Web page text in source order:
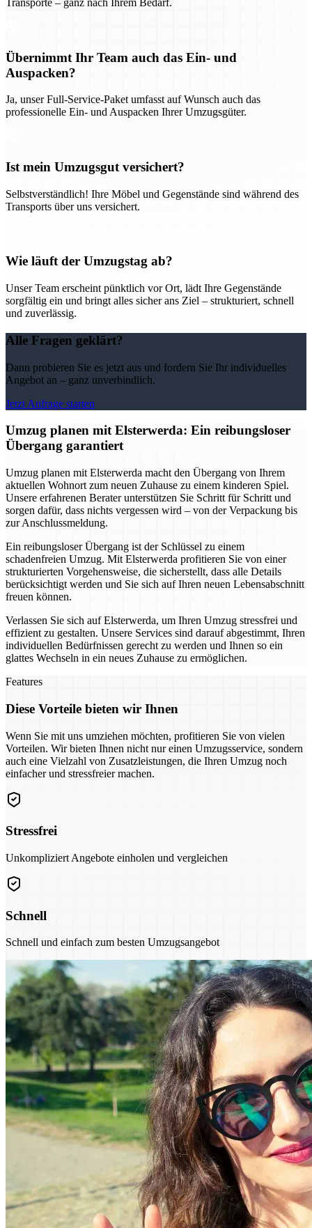
Übernimmt Ihr Team auch das Ein- und
Auspacken?
Ja, unser Full-Service-Paket umfasst auf Wunsch auch das
professionelle Ein- und Auspacken Ihrer Umzugsgüter.
Ist mein Umzugsgut versichert?
Selbstverständlich! Ihre Möbel und Gegenstände sind während des
Transports über uns versichert.
Wie läuft der Umzugstag ab?
Unser Team erscheint pünktlich vor Ort, lädt Ihre Gegenstände
sorgfältig ein und bringt alles sicher ans Ziel – strukturiert, schnell
und zuverlässig.
Alle Fragen geklärt?
Dann probieren Sie es jetzt aus und fordern Sie Ihr individuelles
Angebot an – ganz unverbindlich.
Jetzt Anfrage starten
Umzug planen mit Elsterwerda: Ein reibungsloser
Übergang garantiert
Umzug planen mit Elsterwerda macht den Übergang von Ihrem
aktuellen Wohnort zum neuen Zuhause zu einem kinderen Spiel.
Unsere erfahrenen Berater unterstützen Sie Schritt für Schritt und
sorgen dafür, dass nichts vergessen wird – von der Verpackung bis
zur Anschlussmeldung.
Ein reibungsloser Übergang ist der Schlüssel zu einem
schadenfreien Umzug. Mit Elsterwerda profitieren Sie von einer
strukturierten Vorgehensweise, die sicherstellt, dass alle Details
berücksichtigt werden und Sie sich auf Ihren neuen Lebensabschnitt
freuen können.
Verlassen Sie sich auf Elsterwerda, um Ihren Umzug stressfrei und
effizient zu gestalten. Unsere Services sind darauf abgestimmt, Ihren
individuellen Bedürfnissen gerecht zu werden und Ihnen so ein
glattes Wechseln in ein neues Zuhause zu ermöglichen.
Features
Diese Vorteile bieten wir Ihnen
Wenn Sie mit uns umziehen möchten, profitieren Sie von vielen
Vorteilen. Wir bieten Ihnen nicht nur einen Umzugsservice, sondern
auch eine Vielzahl von Zusatzleistungen, die Ihren Umzug noch
einfacher und stressfreier machen.
Stressfrei
Unkompliziert Angebote einholen und vergleichen
Schnell
Schnell und einfach zum besten Umzugsangebot